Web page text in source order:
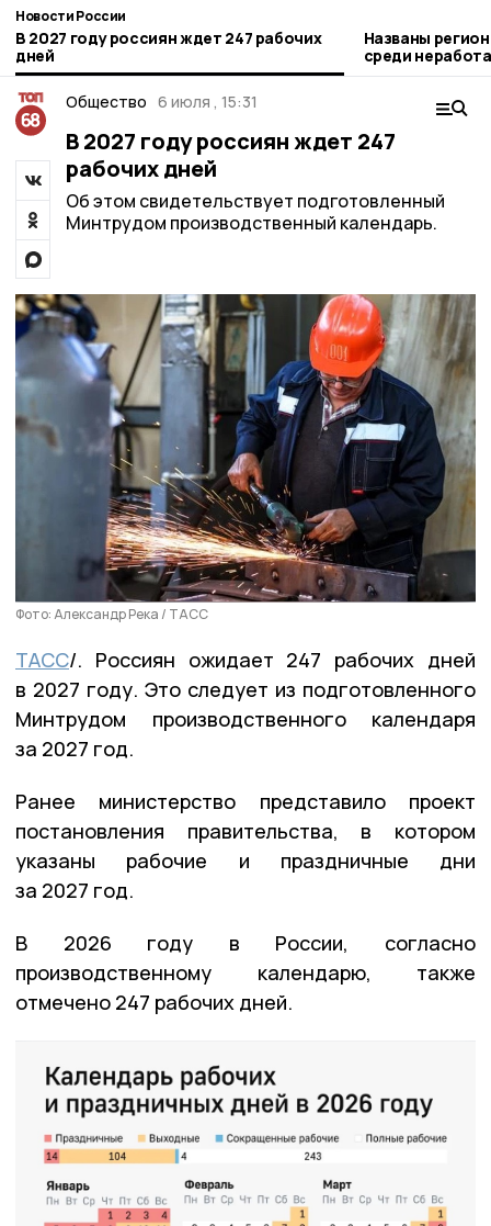
Новости России
В 2027 году россиян ждет 247 рабочих
дней
Названы
среди
рублей
Общество 6 июля , 15:31
В 2027 году россиян ждет 247
рабочих дней
Об этом свидетельствует подготовленный
Минтрудом производственный календарь.
Фото: Александр Река / ТАСС
ТАСС/. Россиян ожидает 247 рабочих дней
в 2027 году. Это следует из подготовленного
Минтрудом производственного календаря
за 2027 год.
Ранее министерство представило проект
постановления правительства, в котором
указаны рабочие и праздничные дни
за 2027 год.
В 2026 году в России, согласно
производственному календарю, также
отмечено 247 рабочих дней.